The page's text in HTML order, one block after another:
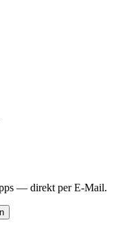
— direkt per E-Mail.